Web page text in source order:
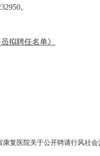
。
拟聘任名单》
复医院关于公开聘请行风社